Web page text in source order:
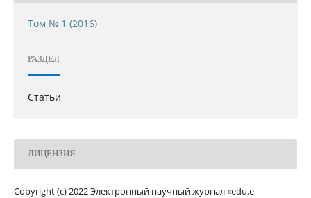
Том № 1 (2016)
РАЗДЕЛ
Статьи
ЛИЦЕНЗИЯ
Copyright (c) 2022 Электронный научный журнал «edu.e-